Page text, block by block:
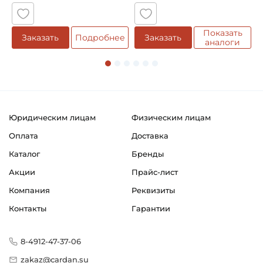
Заказать Подробнее Заказать
Показать
аналоги
Юридическим лицам
Физическим лицам
Оплата
Доставка
Каталог
Бренды
Акции
Прайс-лист
Компания
Реквизиты
Контакты
Гарантии
8-4912-47-37-06
zakaz@cardan.su